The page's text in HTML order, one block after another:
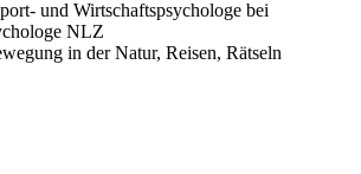
und Wirtschaftspsychologe bei
NLZ
in der Natur, Reisen, Rätseln